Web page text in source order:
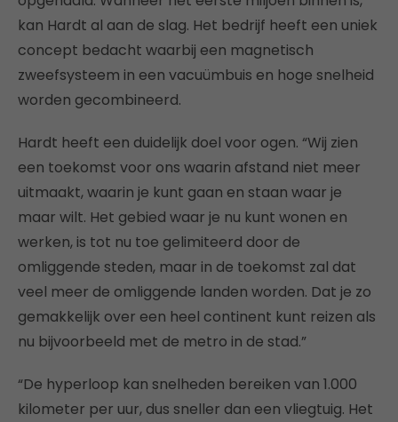
kan Hardt al aan de slag. Het bedrijf heeft een uniek
concept bedacht waarbij een magnetisch
zweefsysteem in een vacuümbuis en hoge snelheid
worden gecombineerd.
Hardt heeft een duidelijk doel voor ogen. “Wij zien
een toekomst voor ons waarin afstand niet meer
uitmaakt, waarin je kunt gaan en staan waar je
maar wilt. Het gebied waar je nu kunt wonen en
werken, is tot nu toe gelimiteerd door de
omliggende steden, maar in de toekomst zal dat
veel meer de omliggende landen worden. Dat je zo
gemakkelijk over een heel continent kunt reizen als
nu bijvoorbeeld met de metro in de stad.”
“De hyperloop kan snelheden bereiken van 1.000
kilometer per uur, dus sneller dan een vliegtuig. Het